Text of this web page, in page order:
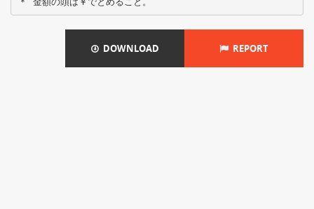
DOWNLOAD REPORT